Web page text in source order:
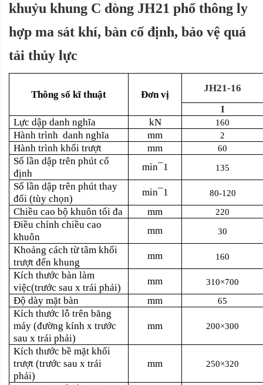
khuỷu khung C dòng JH21 phổ thông ly
hợp ma sát khí, bàn cố định, bảo vệ quá
tải thủy lực
Thông số kĩ thuật Đơn vị
JH21-16
I
Lực dập danh nghĩa
kN 160
Hành trình danh nghĩa mm 2
Hành trình khối trượt mm 60
Số lần dập trên phút cố
định
min¯1 135
Số lần dập trên phút thay
đổi (tùy chọn)
min¯1 80-120
Chiều cao bộ khuôn tối đa mm 220
Điều chỉnh chiều cao
khuôn
mm 30
Khoảng cách từ tâm khối
trượt đến khung
mm 160
Kích thước bàn làm
việc(trước sau x trái phải)
mm 310×700
Độ dày mặt bàn mm 65
Kích thước lỗ trên băng
máy (đường kính x trước
sau x trái phải)
mm 200×300
Kích thước bề mặt khối
trượt (trước sau x trái
phải)
mm 250×320